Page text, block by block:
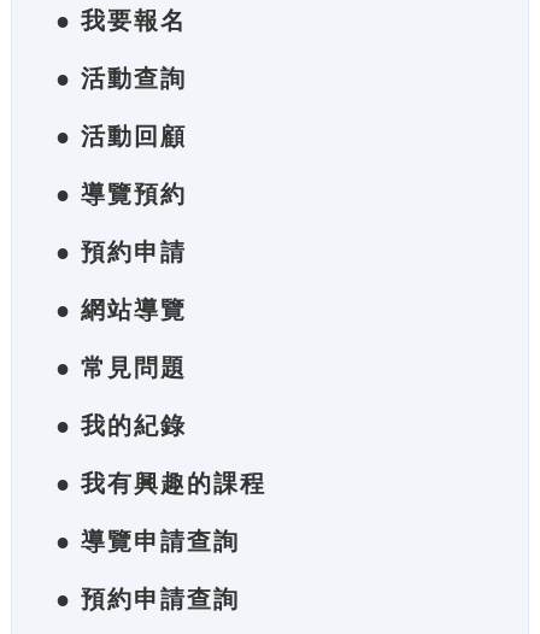
● 我要報名
● 活動查詢
● 活動回顧
● 導覽預約
● 預約申請
● 網站導覽
● 常見問題
● 我的紀錄
● 我有興趣的課程
● 導覽申請查詢
● 預約申請查詢